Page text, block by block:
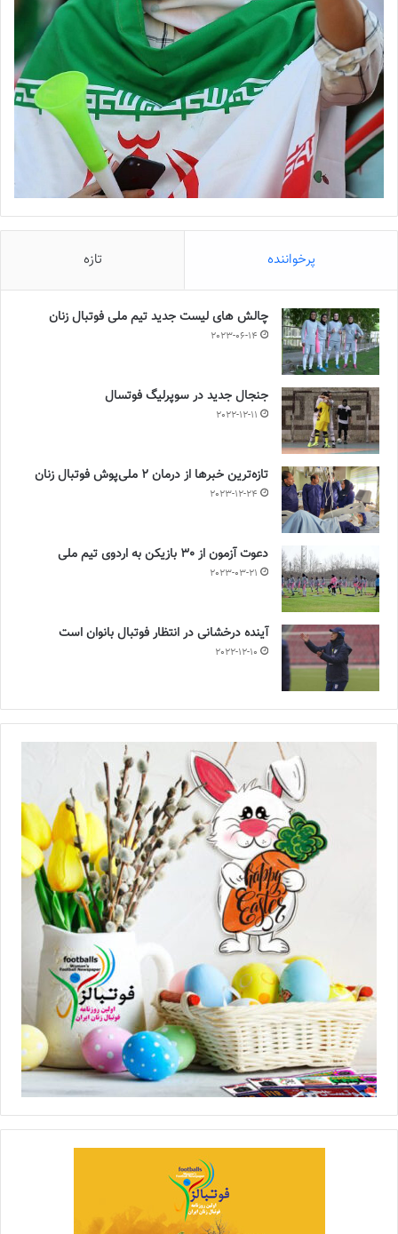
پرخواننده تازه
چالش هاى ليست جدید تيم ملى فوتبال زنان
2023-06-14
جنجال جدید در سوپرلیگ فوتسال
2022-12-11
تازه‌ترین خبرها از درمان ۲ ملی‌پوش فوتبال زنان
2023-12-24
دعوت آزمون از 30 بازیکن به اردوی تیم ملی
2023-03-21
آینده درخشانی در انتظار فوتبال بانوان است
2022-12-10